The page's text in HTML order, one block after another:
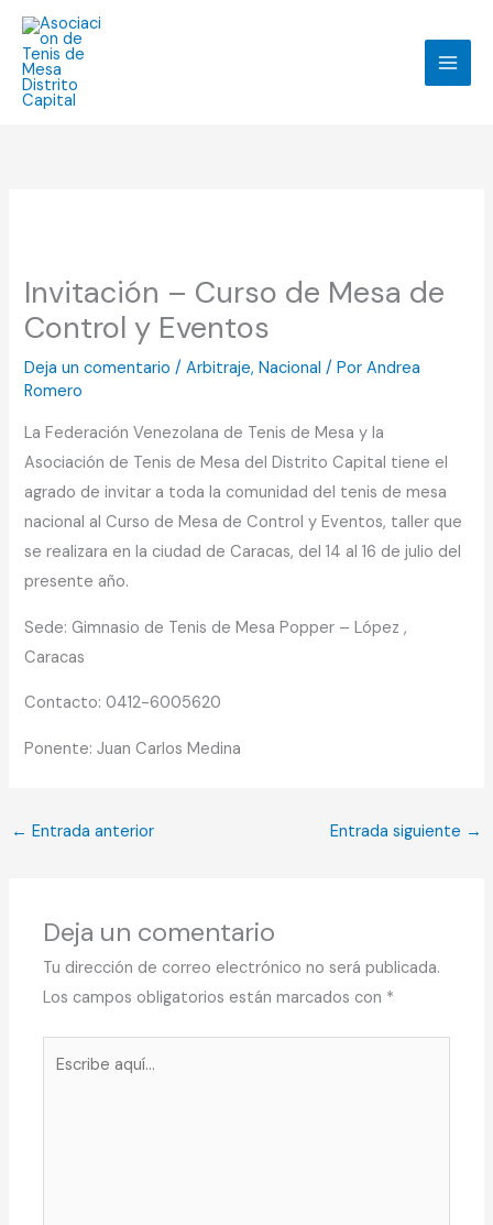
contenido
Invitación – Curso de Mesa de
Control y Eventos
Deja un comentario /Arbitraje,Nacional / PorAndrea
Romero
La Federación Venezolana de Tenis de Mesa y la
Asociación de Tenis de Mesa del Distrito Capital tiene el
agrado de invitar a toda la comunidad del tenis de mesa
nacional al Curso de Mesa de Control y Eventos, taller que
se realizara en la ciudad de Caracas, del 14 al 16 de julio del
presente año.
Sede: Gimnasio de Tenis de Mesa Popper – López ,
Caracas
Contacto: 0412-6005620
Ponente: Juan Carlos Medina
← Entrada anterior Entrada siguiente →
Deja un comentario
Tu dirección de correo electrónico no será publicada.
Los campos obligatorios están marcados con *
FacebookInstagram